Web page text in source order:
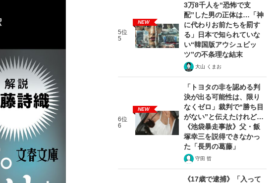
5位
5
NEW
3万8千人を“恐怖で支
配”した男の正体は…「神
に代わりお前たちを罰す
る」日本で知られていな
い“韓国版アウシュビッ
ツ”の不条理な結末
大山 くまお
6位
6
NEW
「トヨタの非を認める判
決が出る可能性は、限り
なくゼロ」裁判で“勝ち目
がない”と伝えたけれど…
《池袋暴走事故》父・飯
塚幸三を説得できなかっ
た「長男の葛藤」
守田 哲
《17歳で逮捕》「入って